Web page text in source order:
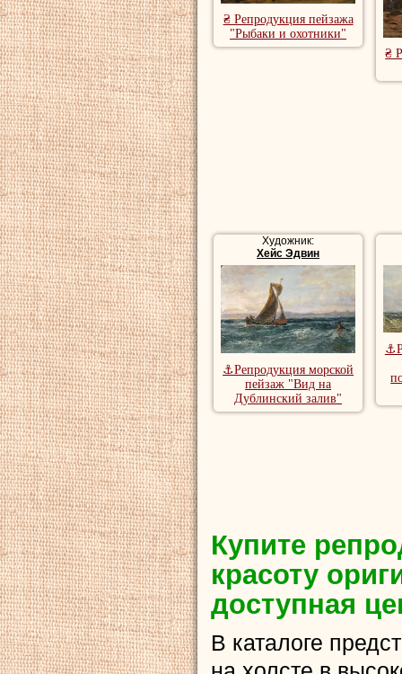
₴ Репродукция пейзажа
"Рыбаки и охотники"
₴
Художник:
Хейс Эдвин
⚓Репродукция морской
пейзаж "Вид на
Дублинский залив"
Купите
красоту
доступная
В каталоге